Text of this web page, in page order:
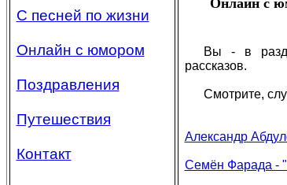
С песней по жизни
Онлайн с юмором
Поздравления
Путешествия
Контакт
Вы - в
рассказов.
Смотрите,
Александр
Семён Фарада -